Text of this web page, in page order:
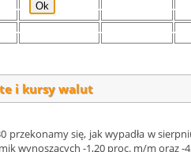
i kursy walut
przekonamy się, jak wypadła w
wynoszących -1,20 proc. m/m oraz -